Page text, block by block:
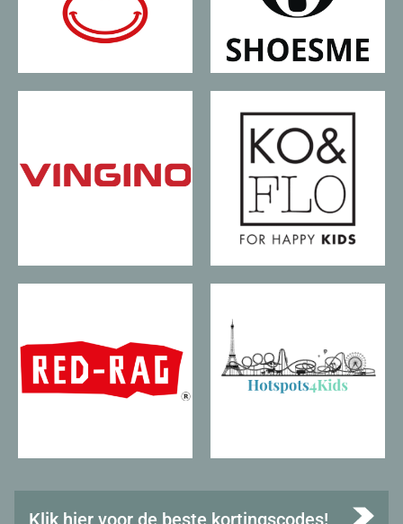
Klik hier voor de beste kortingscodes!